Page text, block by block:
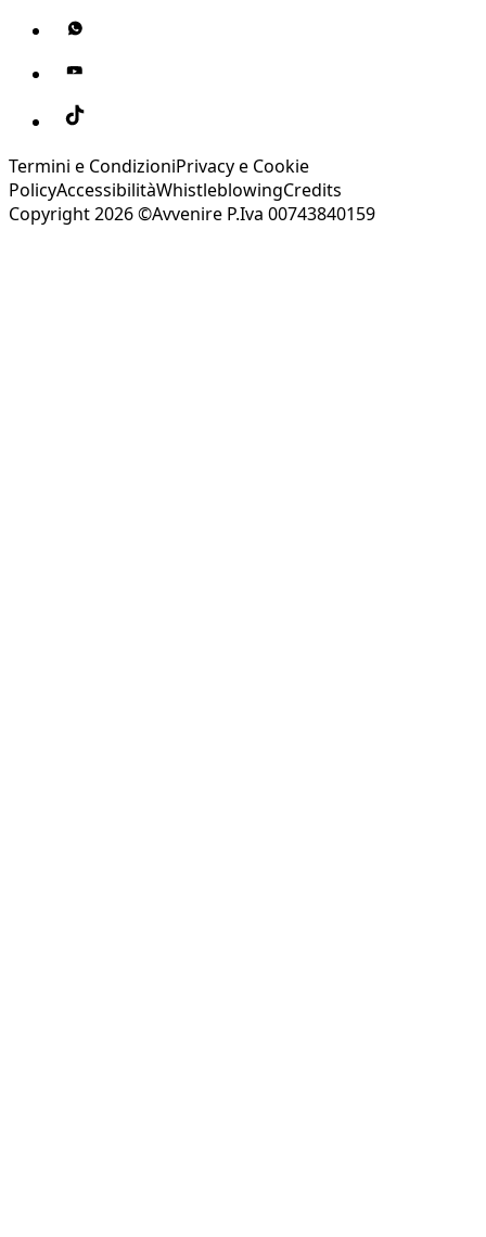
Termini e CondizioniPrivacy e Cookie
PolicyAccessibilitàWhistleblowingCredits
Copyright 2026 ©Avvenire P.Iva 00743840159